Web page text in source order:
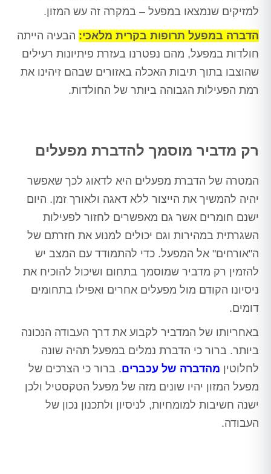
למזיקים שנמצאו במפעל – במקרה זה עש המזון.
הדברה במפעל תרופות בקרית מלאכי: הבעיה הייתה
חולדות במפעל, מהם נפטרנו בעזרת פיתיונות רעילים
שהוצבו בתוך תיבות האכלה באזורים שבהם זיהינו את
רמת הפעילות הגבוהה ביותר של החולדות.
רק מדביר מוסמך להדברת מפעלים
המטרה של הדברת מפעלים היא לדאוג לכך שאפשר
יהיה להמשיך את הייצור ללא דאגה ולאורך זמן. היום
ישנם חומרים אשר גם מאפשרים לחזור לפעילות
השגרתית במהירות וגם יכולים למנוע את חזרתם של
ה"אורחים" אל המפעל. כדי להתמודד עם המצב יש
להזמין רק מדביר שמוסמך בתחום ושיכול להוכיח את
ניסיונו הקודם מול מפעלים אחרים ואפילו בתחומים
דומים.
באחריותו של המדביר לקבוע את דרך העבודה הנכונה
ביותר. ברור כי הדברת נמלים במפעל תהיה שונה
לחלוטין מהדברה של עכברים. ברור כי הצרכים של
מפעל המזון יהיו שונים מזה של מפעל הטקסטיל ולכן
ישנה חשיבות למומחיות, לניסיון ולתכנון נכון של
העבודה.